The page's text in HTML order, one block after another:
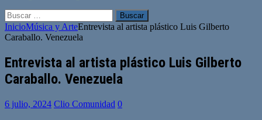
Buscar:
InicioMúsica y ArteEntrevista al artista plástico Luis Gilberto
Caraballo. Venezuela
Entrevista al artista plástico Luis Gilberto
Caraballo. Venezuela
6 julio, 2024 Clio Comunidad 0